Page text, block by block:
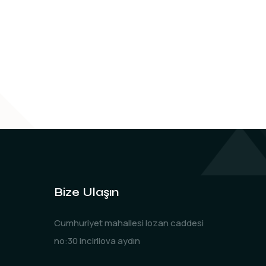
Bize Ulaşın
Cumhuriyet mahallesi lozan caddesi
no:30 incirliova aydın